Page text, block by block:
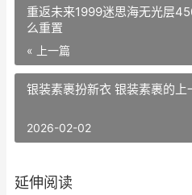
重返未来1999迷思海无光层
么重置
« 上一篇
银装素裹扮新衣 银装素裹的上
2026-02-02
延伸阅读